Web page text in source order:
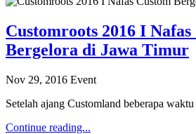
Customroots 2016 I Nafas
Bergelora di Jawa Timur
Nov 29, 2016 Event
Setelah ajang Customland beberapa
Continue reading...